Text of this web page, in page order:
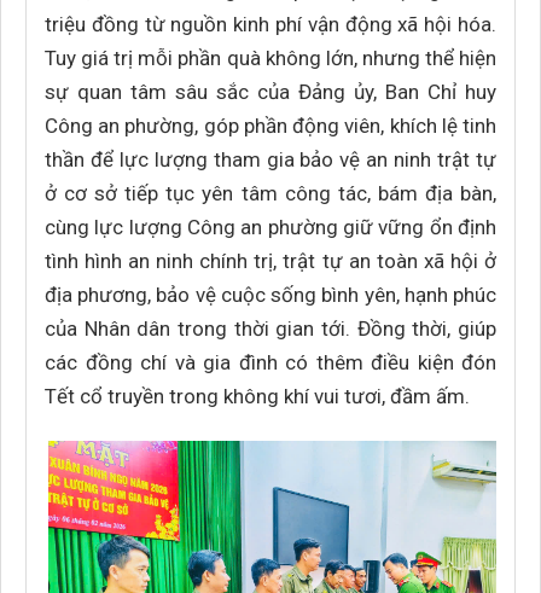
triệu đồng từ nguồn kinh phí vận động xã hội hóa.
Tuy giá trị mỗi phần quà không lớn, nhưng thể hiện
sự quan tâm sâu sắc của Đảng ủy, Ban Chỉ huy
Công an phường, góp phần động viên, khích lệ tinh
thần để lực lượng tham gia bảo vệ an ninh trật tự
ở cơ sở tiếp tục yên tâm công tác, bám địa bàn,
cùng lực lượng Công an phường giữ vững ổn định
tình hình an ninh chính trị, trật tự an toàn xã hội ở
địa phương, bảo vệ cuộc sống bình yên, hạnh phúc
của Nhân dân trong thời gian tới. Đồng thời, giúp
các đồng chí và gia đình có thêm điều kiện đón
Tết cổ truyền trong không khí vui tươi, đầm ấm.